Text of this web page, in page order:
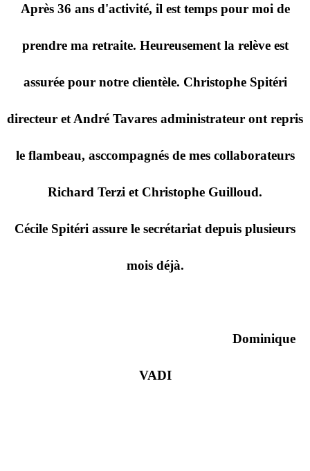
Après 36 ans d'activité, il est temps pour moi de
prendre ma retraite. Heureusement la relève est
assurée pour notre clientèle. Christophe Spitéri
directeur et André Tavares administrateur ont repris
le flambeau, asccompagnés de mes collaborateurs
Richard Terzi et Christophe Guilloud.
Cécile Spitéri assure le secrétariat depuis plusieurs
mois déjà.
Dominique
VADI